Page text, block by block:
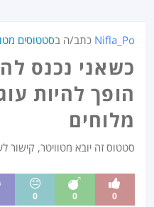
Nifla_Po כתב/ה בסטטוסים
כשאני נכנס
הופך להיות
מלוחים
סטטוס זה יובא מטוויטר, קישור
0
0
0